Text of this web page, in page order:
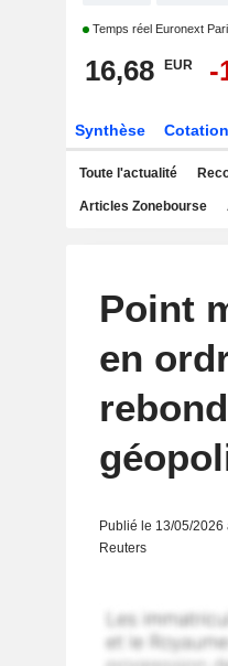
Temps réel Euronext
16,68 EUR -
Synthèse
Toute l'actualité
Articles Zonebourse
Point
en
Publié le 13/05/2026
Reuters